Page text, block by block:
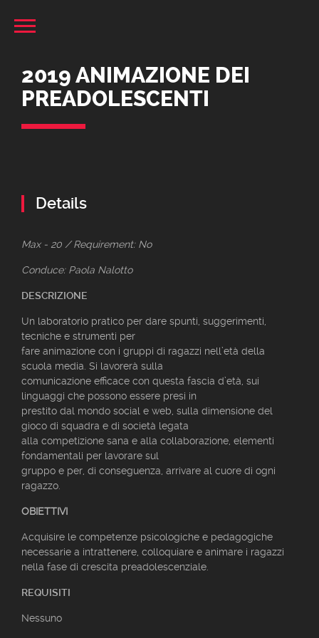
2019 ANIMAZIONE DEI
PREADOLESCENTI
Details
Max - 20 / Requirement: No
Conduce: Paola Nalotto
DESCRIZIONE
Un laboratorio pratico per dare spunti, suggerimenti,
tecniche e strumenti per
fare animazione con i gruppi di ragazzi nell’età della
scuola media. Si lavorerà sulla
comunicazione efficace con questa fascia d’età, sui
linguaggi che possono essere presi in
prestito dal mondo social e web, sulla dimensione del
gioco di squadra e di società legata
alla competizione sana e alla collaborazione, elementi
fondamentali per lavorare sul
gruppo e per, di conseguenza, arrivare al cuore di ogni
ragazzo.
OBIETTIVI
Acquisire le competenze psicologiche e pedagogiche
necessarie a intrattenere, colloquiare e animare i ragazzi
nella fase di crescita preadolescenziale.
REQUISITI
Nessuno